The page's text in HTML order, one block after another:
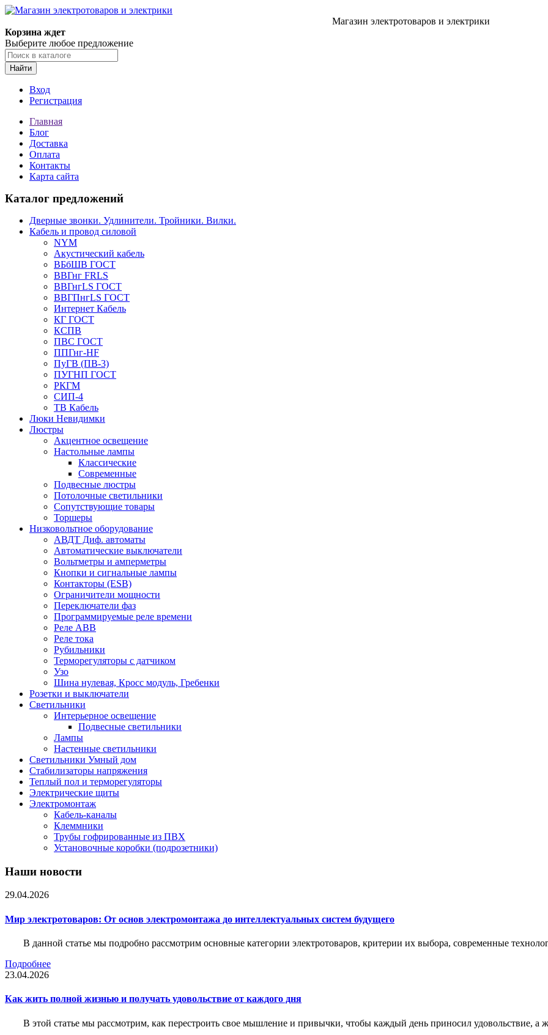
Магазин электротоваров и электрики
Корзина ждет
Выберите любое предложение
Найти
Вход
Регистрация
Главная
Блог
Доставка
Оплата
Контакты
Карта сайта
Каталог предложений
Дверные звонки. Удлинители. Тройники. Вилки.
Кабель и провод силовой
NYM
Акустический кабель
ВБбШВ ГОСТ
ВВГнг FRLS
ВВГнгLS ГОСТ
ВВГПнгLS ГОСТ
Интернет Кабель
КГ ГОСТ
КСПВ
ПВС ГОСТ
ППГнг-HF
ПуГВ (ПВ-3)
ПУГНП ГОСТ
РКГМ
СИП-4
ТВ Кабель
Люки Невидимки
Люстры
Акцентное освещение
Настольные лампы
Классические
Современные
Подвесные люстры
Потолочные светильники
Сопутствующие товары
Торшеры
Низковольтное оборудование
АВДT Диф. автоматы
Автоматические выключатели
Вольтметры и амперметры
Кнопки и сигнальные лампы
Контакторы (ESB)
Ограничители мощности
Переключатели фаз
Программируемые реле времени
Реле ABB
Реле тока
Рубильники
Терморегуляторы с датчиком
Узо
Шина нулевая, Кросс модуль, Гребенки
Розетки и выключатели
Светильники
Интерьерное освещение
Подвесные светильники
Лампы
Настенные светильники
Светильники Умный дом
Стабилизаторы напряжения
Теплый пол и терморегуляторы
Электрические щиты
Электромонтаж
Кабель-каналы
Клеммники
Трубы гофрированные из ПВХ
Установочные коробки (подрозетники)
Наши новости
29.04.2026
Мир электротоваров: От основ электромонтажа до интеллектуальных систем будущего
В данной статье мы подробно рассмотрим основные категории электротоваров, критерии их выбора, современные
Подробнее
23.04.2026
Как жить полной жизнью и получать удовольствие от каждого дня
В этой статье мы рассмотрим, как перестроить свое мышление и привычки, чтобы каждый день приносил удовольствие, а